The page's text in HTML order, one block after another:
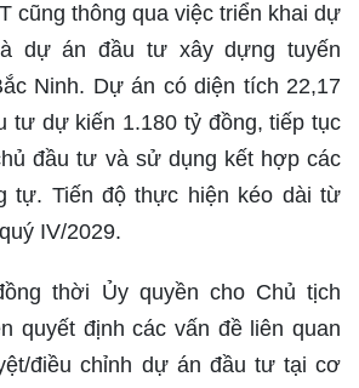
cũng thông qua việc triển khai dự
dự án đầu tư xây dựng tuyến
Ninh. Dự án có diện tích 22,17
tư dự kiến 1.180 tỷ đồng, tiếp tục
đầu tư và sử dụng kết hợp các
tự. Tiến độ thực hiện kéo dài từ
IV/2029.
thời Ủy quyền cho Chủ tịch
quyết định các vấn đề liên quan
điều chỉnh dự án đầu tư tại cơ